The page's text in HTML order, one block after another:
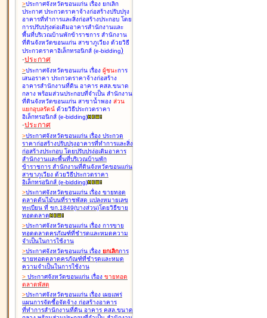
>ประกาศจังหวัดขอนแก่น เรื่อง ยกเลิก
ประกาศ ประกวดราคาจ้างก่อสร้างปรับปรุง
อาคารที่ทำการและสิ่งก่อสร้างประกอบ โดย
การปรับปรุงต่อเติมอาคารสำนักงานและ
พื้นที่บริเวณบ้านพักข้าราชการ สำนักงาน
ที่ดินจังหวัดขอนแก่น สาขาภูเวียง ด้วยวิธี
ประกวดราคาอิเล็กทรอนิกส์ (e-bidding)
-ประกาศ
>ประกาศจังหวัดขอนแก่น เรื่อง ผู้ชนะการ
เสนอราคา ประกวดราคาจ้างก่อสร้าง
อาคารสำนักงานที่ดิน อาคาร คสล.ขนาด
กลาง พร้อมส่วนประกอบที่จำเป็น สำนักงาน
ที่ดินจังหวัดขอนแก่น สาขาน้ำพอง ส่วน
แยกอุบลรัตน์ ด้วยวิธีประกวดราคา
อิเล็กทรอนิกส์ (e-bidding)
-ประกาศ
>ประกาศจังหวัดขอนแก่น เรื่อง ประกวด
ราคาก่อสร้างปรับปรุงอาคารที่ทำการและสิ่ง
ก่อสร้างประกอบ โดยปรับปรุง่อเติมอาคาร
สำนักงานและพื้นที่บริเวณบ้านพัก
ข้าราชการ สำนักงานที่ดินจังหวัดขอนแก่น
สาขาภูเวียง ด้วยวิธีประกวดราคา
อิเล็กทรอนิกส์ (e-bidding)
>ประกาศจังหวัดขอนแก่น เรื่อง ขายทอด
ตลาดต้นไม้บนที่ราชพัสดุ แปลงหมายเลข
ทะเบียน ที่ ขก.1849(บางส่วน)โดยวิธีขาย
ทอดตลาด
>ประกาศจังหวัดขอนแก่น เรื่อง การขาย
ทอดตลาดครุภัณฑ์ที่ชำรุดและหมดความ
จำเป็นในการใช้งาน
>ประกาศจังหวัดขอนแก่น เรื่อง ยกเลิกการ
ขายทอดตลาดครุภัณฑ์ที่ชำรุดและหมด
ความจำเป็นในการใช้งาน
> ประกาศจังหวัดขอนแก่น เรื่อง ขายทอด
ตลาดพัสดุ
>ประกาศจังหวัดขอนแก่น เรื่อง เผยแพร่
แผนการจัดซื้อจัดจ้าง ก่อสร้างอาคาร
ที่ทำการสำนักงานที่ดิน อาคาร คสล.ขนาด